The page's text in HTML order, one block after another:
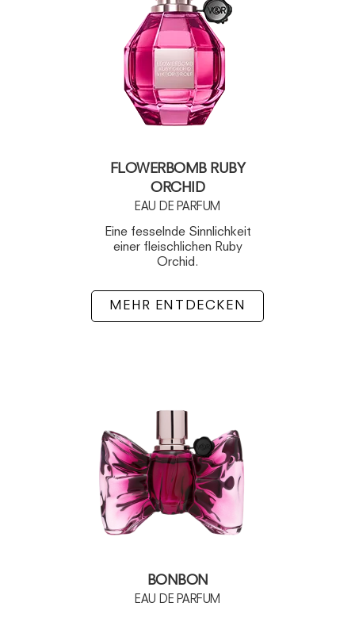
FLOWERBOMB RUBY
ORCHID
EAU DE PARFUM
Eine fesselnde Sinnlichkeit
einer fleischlichen Ruby
Orchid.
MEHR ENTDECKEN
BONBON
EAU DE PARFUM